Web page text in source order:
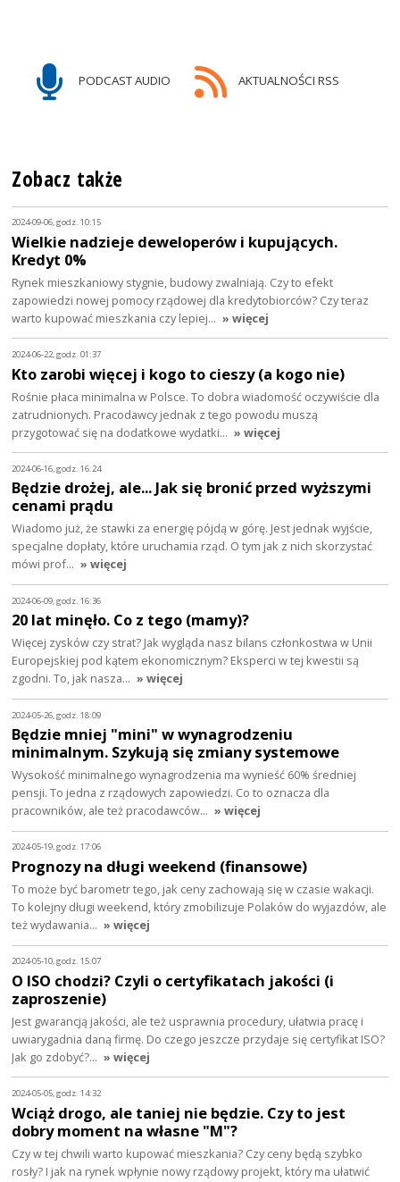
PODCAST AUDIO AKTUALNOŚCI RSS
Zobacz także
2024-09-06, godz. 10:15
Wielkie nadzieje deweloperów i kupujących.
Kredyt 0%
Rynek mieszkaniowy stygnie, budowy zwalniają. Czy to efekt
zapowiedzi nowej pomocy rządowej dla kredytobiorców? Czy teraz
warto kupować mieszkania czy lepiej… » więcej
2024-06-22, godz. 01:37
Kto zarobi więcej i kogo to cieszy (a kogo nie)
Rośnie płaca minimalna w Polsce. To dobra wiadomość oczywiście dla
zatrudnionych. Pracodawcy jednak z tego powodu muszą
przygotować się na dodatkowe wydatki… » więcej
2024-06-16, godz. 16:24
Będzie drożej, ale... Jak się bronić przed wyższymi
cenami prądu
Wiadomo już, że stawki za energię pójdą w górę. Jest jednak wyjście,
specjalne dopłaty, które uruchamia rząd. O tym jak z nich skorzystać
mówi prof… » więcej
2024-06-09, godz. 16:36
20 lat minęło. Co z tego (mamy)?
Więcej zysków czy strat? Jak wygląda nasz bilans członkostwa w Unii
Europejskiej pod kątem ekonomicznym? Eksperci w tej kwestii są
zgodni. To, jak nasza… » więcej
2024-05-26, godz. 18:09
Będzie mniej "mini" w wynagrodzeniu
minimalnym. Szykują się zmiany systemowe
Wysokość minimalnego wynagrodzenia ma wynieść 60% średniej
pensji. To jedna z rządowych zapowiedzi. Co to oznacza dla
pracowników, ale też pracodawców… » więcej
2024-05-19, godz. 17:06
Prognozy na długi weekend (finansowe)
To może być barometr tego, jak ceny zachowają się w czasie wakacji.
To kolejny długi weekend, który zmobilizuje Polaków do wyjazdów, ale
też wydawania… » więcej
2024-05-10, godz. 15:07
O ISO chodzi? Czyli o certyfikatach jakości (i
zaproszenie)
Jest gwarancją jakości, ale też usprawnia procedury, ułatwia pracę i
uwiarygadnia daną firmę. Do czego jeszcze przydaje się certyfikat ISO?
Jak go zdobyć?… » więcej
2024-05-05, godz. 14:32
Wciąż drogo, ale taniej nie będzie. Czy to jest
dobry moment na własne "M"?
Czy w tej chwili warto kupować mieszkania? Czy ceny będą szybko
rosły? I jak na rynek wpłynie nowy rządowy projekt, który ma ułatwić